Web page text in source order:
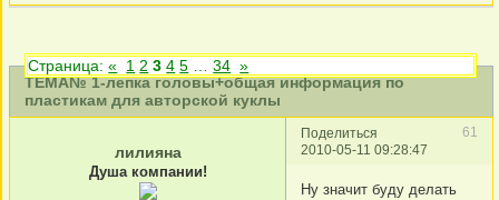
ТЕМА№ 1-лепка головы+общая информация по
пластикам для авторской куклы
Страница:« 1 2 3 4 5 34 »
Поделиться
61
2010-05-11 09:28:47
лилияна
Душа компании!
Ну значит буду делать